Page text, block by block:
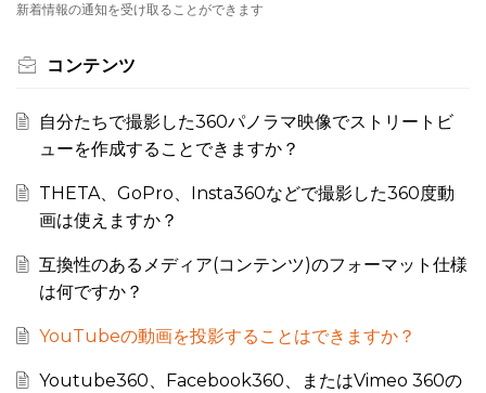
新着情報の通知を受け取ることができます
コンテンツ
自分たちで撮影した360パノラマ映像でストリートビ
ューを作成することできますか？
THETA、GoPro、Insta360などで撮影した360度動
画は使えますか？
互換性のあるメディア(コンテンツ)のフォーマット仕様
は何ですか？
YouTubeの動画を投影することはできますか？
Youtube360、Facebook360、またはVimeo 360の